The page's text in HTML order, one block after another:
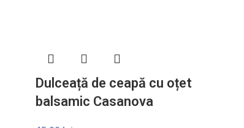
Dulceață de ceapă cu oțet
balsamic Casanova